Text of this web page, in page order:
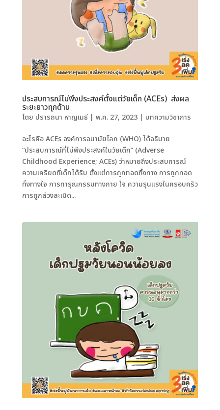
ประสบการณ์ไม่พึงประสงค์ตั้งแต่วัยเด็ก (ACEs) ส่งผล
ระยะยาวทุกด้าน
โดย ปรารถนา หาญเมธี| พ.ค. 27, 2023| บทความวิชาการ
อะไรคือ ACEs องค์การอนามัยโลก (WHO) ได้อธิบาย
“ประสบการณ์ที่ไม่พึงประสงค์ในวัยเด็ก” (Adverse
Childhood Experience; ACEs) ว่าหมายถึงประสบการณ์
ความเครียดที่เด็กได้รับ ตั้งแต่การถูกทอดทิ้งทาง การถูกทอด
ทิ้งทางใจ การทารุณกรรมทางกาย ใจ ความรุนแรงในครอบครัว
การถูกล่วงละเมิด...